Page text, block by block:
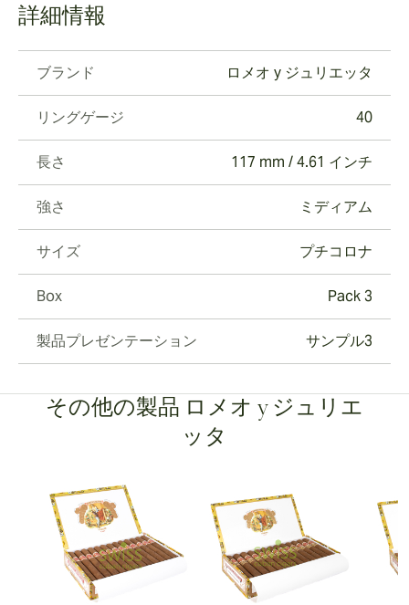
詳細情報
ブランド ロメオ y ジュリエッタ
リングゲージ 40
長さ 117 mm / 4.61 インチ
強さ ミディアム
サイズ プチコロナ
Box Pack 3
製品プレゼンテーション サンプル3
その他の製品 ロメオ y ジュリエ
ッタ